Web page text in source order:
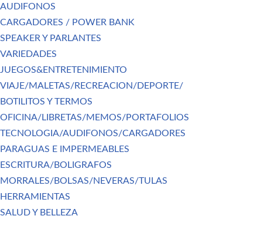
AUDIFONOS
CARGADORES / POWER BANK
SPEAKER Y PARLANTES
VARIEDADES
JUEGOS&ENTRETENIMIENTO
VIAJE/MALETAS/RECREACION/DEPORTE/
BOTILITOS Y TERMOS
OFICINA/LIBRETAS/MEMOS/PORTAFOLIOS
TECNOLOGIA/AUDIFONOS/CARGADORES
PARAGUAS E IMPERMEABLES
ESCRITURA/BOLIGRAFOS
MORRALES/BOLSAS/NEVERAS/TULAS
HERRAMIENTAS
SALUD Y BELLEZA